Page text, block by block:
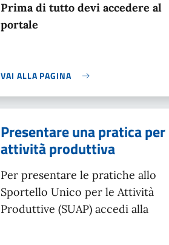
Prima di tutto devi accedere al
portale
VAI ALLA PAGINA
Presentare una pratica per
attività produttiva
Per presentare le pratiche allo
Sportello Unico per le Attività
Produttive (SUAP) accedi alla